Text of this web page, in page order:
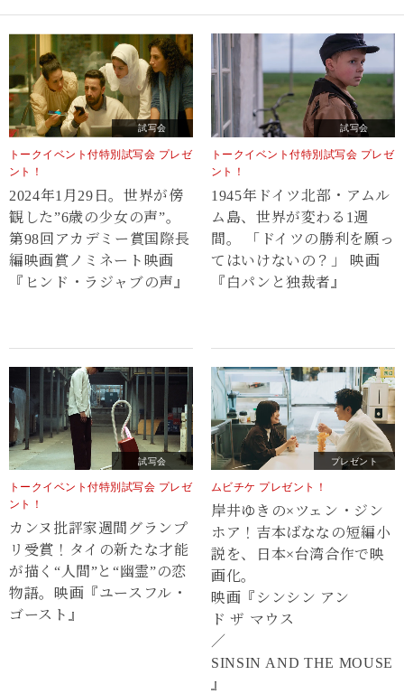
試写会
トークイベント付特別試写会 プレゼ
ント！
2024年1月29日。世界が傍
観した”6歳の少女の声”。
第98回アカデミー賞国際長
編映画賞ノミネート映画
『ヒンド・ラジャブの声』
試写会
トークイベント付特別試写会 プレゼ
ント！
1945年ドイツ北部・アムル
ム島、世界が変わる1週
間。 「ドイツの勝利を願っ
てはいけないの？」 映画
『白パンと独裁者』
試写会
トークイベント付特別試写会 プレゼ
ント！
カンヌ批評家週間グランプ
リ受賞！タイの新たな才能
が描く“⼈間”と“幽霊”の恋
物語。映画『ユースフル・
ゴースト』
プレゼント
ムビチケ プレゼント！
岸井ゆきの×ツェン・ジン
ホア！吉本ばななの短編小
説を、日本×台湾合作で映
画化。
映画『シンシン アン
ド ザ マウス
／
SINSIN AND THE MOUSE
』